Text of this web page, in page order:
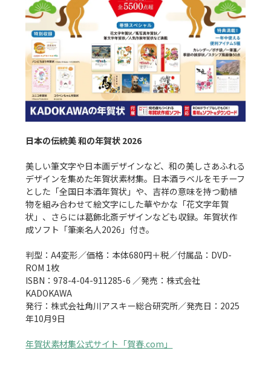
日本の伝統美 和の年賀状 2026
美しい筆文字や日本画デザインなど、和の美しさあふれる
デザインを集めた年賀状素材集。日本酒ラベルをモチーフ
とした「全国日本酒年賀状」や、吉祥の意味を持つ動植
物を組み合わせて絵文字にした華やかな「花文字年賀
状」、さらには葛飾北斎デザインなども収録。年賀状作
成ソフト「筆楽名人2026」付き。
判型：A4変形／価格：本体680円＋税／付属品：DVD-
ROM 1枚
ISBN：978-4-04-911285-6 ／発売：株式会社
KADOKAWA
発行：株式会社角川アスキー総合研究所／発売日：2025
年10月9日
年賀状素材集公式サイト「賀春.com」